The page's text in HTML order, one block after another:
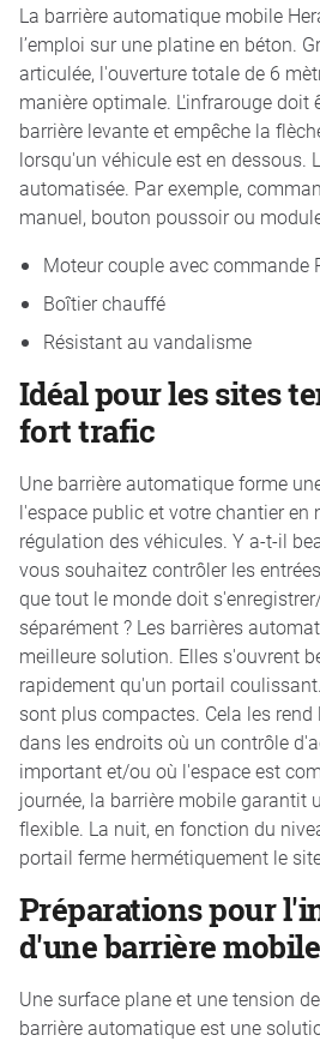
La barrière automatique mobile
l’emploi sur une platine en béton.
articulée, l'ouverture totale de 6
manière optimale. L'infrarouge doit
barrière levante et empêche la
lorsqu'un véhicule est en dessous.
automatisée. Par exemple,
manuel, bouton poussoir ou
Moteur couple avec commande
Boîtier chauffé
Résistant au vandalisme
Idéal pour les sites
fort trafic
Une barrière automatique forme
l'espace public et votre chantier en
régulation des véhicules. Y a-t-il
vous souhaitez contrôler les
que tout le monde doit
séparément ? Les barrières
meilleure solution. Elles s'ouvrent
rapidement qu'un portail
sont plus compactes. Cela les
dans les endroits où un contrôle
important et/ou où l'espace est
journée, la barrière mobile garantit
flexible. La nuit, en fonction du
portail ferme hermétiquement le
Préparations pour
d'une barrière mobile
Une surface plane et une tension
barrière automatique est une